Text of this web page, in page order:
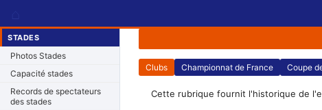
STADES
Photos Stades
Capacité stades
Records de spectateurs
des stades
Clubs Championnat de France Coupe
Cette rubrique fournit l'historique de